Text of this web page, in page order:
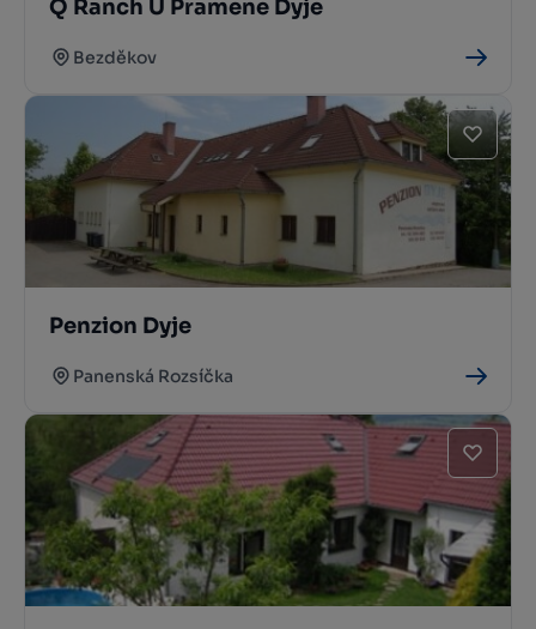
Q Ranch U Pramene Dyje
Bezděkov
Penzion Dyje
Panenská Rozsíčka